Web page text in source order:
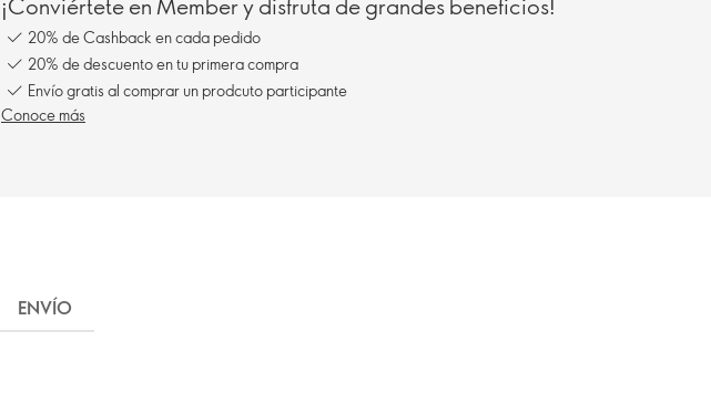
20% de Cashback en cada pedido
20% de descuento en tu primera compra
Envío gratis al comprar un prodcuto participante
Conoce más
ENVÍO